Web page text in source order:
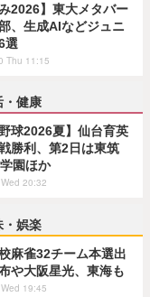
み2026】東大メタバー
、生成AIなどジュニ
選
Thu 11:15
・健康
野球2026夏】仙台育英
勝利、第2日は東筑
園ほか
20:32
・娯楽
麻雀32チーム本選出
や大阪星光、東海も
19:45